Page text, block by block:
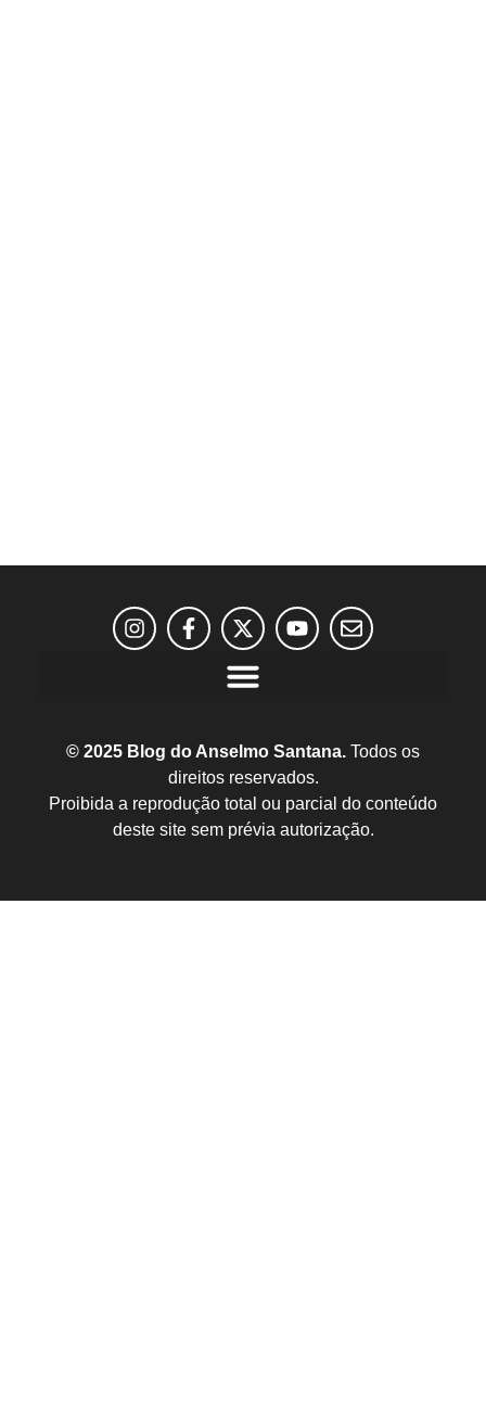
© 2025 Blog do Anselmo Santana. Todos os
direitos reservados.
Proibida a reprodução total ou parcial do conteúdo
deste site sem prévia autorização.